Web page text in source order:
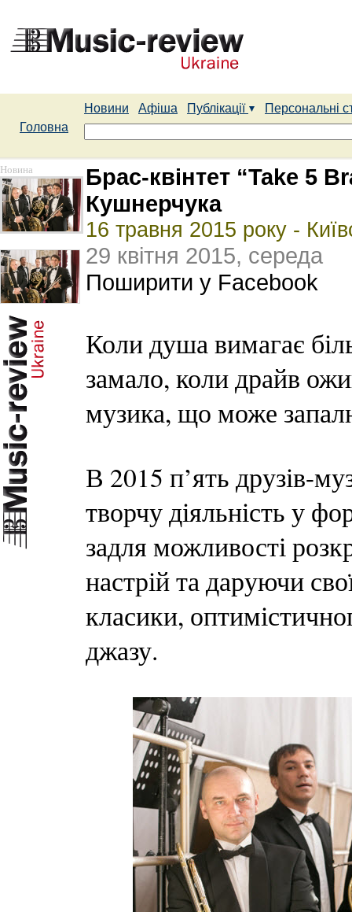
Новини Афіша Публікації
Персональні
Головна
Новина
Брас-квінтет “Take 5
Кушнерчука
16 травня 2015 року -
29 квітня 2015, середа
Поширити у Facebook
Коли душа вимагає
замало, коли драйв
музика, що може
В 2015 п’ять друзів-
творчу діяльність у
задля можливості
настрій та даруючи
класики,
джазу.